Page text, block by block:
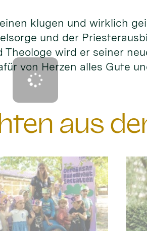
klugen und wirklich
und der
wird er seiner
von Herzen alles Gute
aus